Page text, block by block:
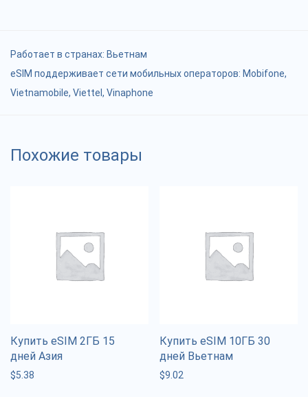
Работает в странах: Вьетнам
eSIM поддерживает сети мобильных операторов: Mobifone,
Vietnamobile, Viettel, Vinaphone
Похожие товары
Купить eSIM 2ГБ 15
дней Азия
$5.38
Купить eSIM 10ГБ 30
дней Вьетнам
$9.02